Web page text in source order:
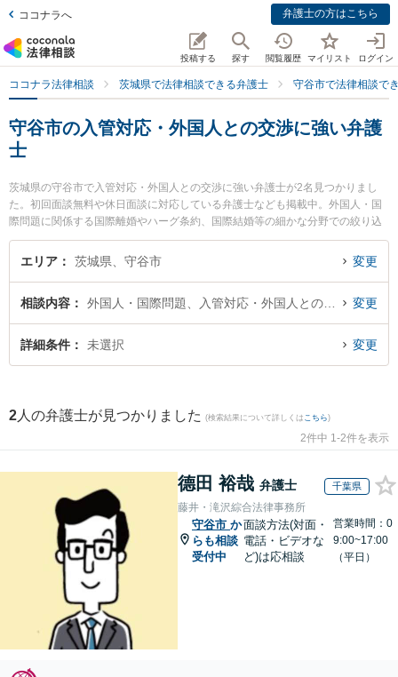
ココナラへ 弁護士の方はこちら
投稿する 探す 閲覧履歴 マイリスト ログイン
ココナラ法律相談 茨城県で法律相談できる弁護士 守谷市で法律相談で
守谷市の入管対応・外国人との交渉に強い弁護
士
茨城県の守谷市で入管対応・外国人との交渉に強い弁護士が2名見つかりまし
た。初回面談無料や休日面談に対応している弁護士なども掲載中。外国人・国
際問題に関係する国際離婚やハーグ条約、国際結婚等の細かな分野での絞り込
み検索もでき便利です。特に弁護士法人翠 守谷事務所の山田 雄治弁護士やひか
る総合法律事務所の鯉沼 敦規弁護士のプロフィール情報や弁護士費用、強みな
渉のトラブル解決の実績豊富な近くの弁護士を検索したい』『初回相談無料で
入管対応・外国人との交渉を法律相談できる守谷市内の弁護士に相談予約した
い』などでお困りの相談者さんにおすすめです。
エリア 茨城県、守谷市 変更
相談内容 変更
詳細条件 未選択 変更
2 人の弁護士が見つかりました (検索結果について詳しくは こちら)
2件中 1-2件を表示
德田 裕哉 弁護士 千葉県
藤井・滝沢綜合法律事務所
守谷市 か
らも相談
受付中
面談方法(対面・
電話・ビデオな
ど)は応相談
営業時間：0
9:00~17:00
（平日）